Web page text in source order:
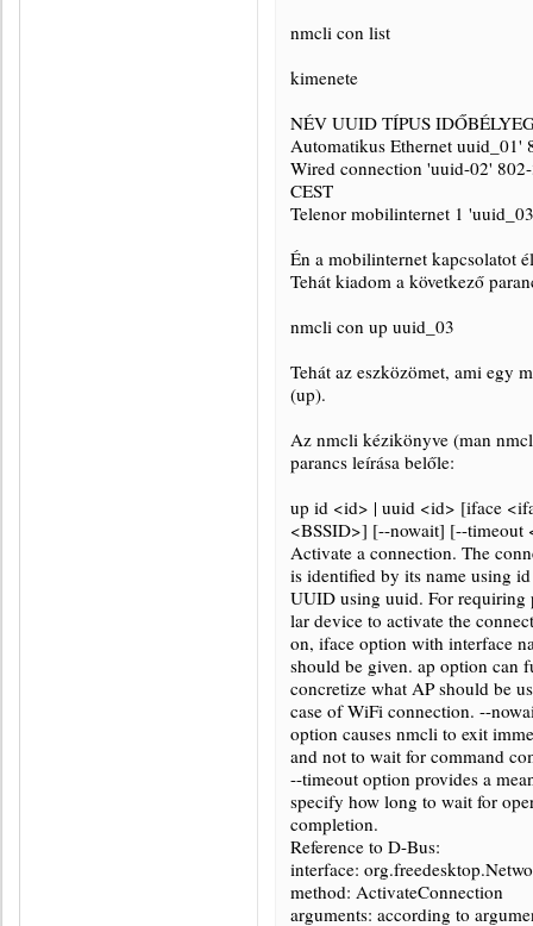
nmcli con list
kimenete
NÉV UUID TÍPUS
Automatikus Ethernet uuid_01'
Wired connection 'uuid-02'
CEST
Telenor mobilinternet 1
Én a mobilinternet kapcsolatot
Tehát kiadom a következő
nmcli con up uuid_03
Tehát az eszközömet, ami egy
(up).
Az nmcli kézikönyve (man
parancs leírása belőle:
up id <id> | uuid <id> [iface
<BSSID>] [--nowait] [--timeout
Activate a connection. The
is identified by its name using
UUID using uuid. For requiring
lar device to activate the
on, iface option with interface
should be given. ap option can
concretize what AP should be
case of WiFi connection. --
option causes nmcli to exit
and not to wait for command
--timeout option provides a
specify how long to wait for
completion.
Reference to D-Bus:
interface:
method: ActivateConnection
arguments: according to